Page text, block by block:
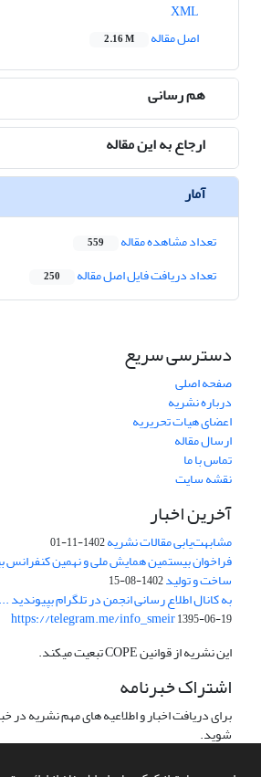
اصل مقاله
2.16 M
هم رسانی
ارجاع به این مقاله
آمار
تعداد مشاهده مقاله 559
تعداد دریافت فایل اصل مقاله 250
دسترسی سریع
صفحه اصلی
درباره نشریه
اعضای هیات تحریریه
ارسال مقاله
تماس با ما
نقشه سایت
آخرین اخبار
مشابهت‌یابی مقالات نشریه1402-11-01
فراخوان بیستمین همایش ملی و نهمین کنفرانس
ساخت و تولید1402-08-15
به کانال اطلاع رسانی انجمن در تلگرام بپیوندید ...
https://telegram.me/info_smeir1395-06-19
این نشریه از قوانین COPE تبعیت میکند.
اشتراک خبرنامه
برای دریافت اخبار و اطلاعیه های مهم نشریه
شوید.